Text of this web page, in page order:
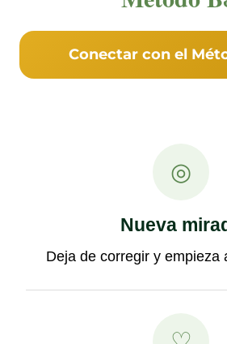
Conectar con el
◎
Nueva
Deja de corregir y empieza